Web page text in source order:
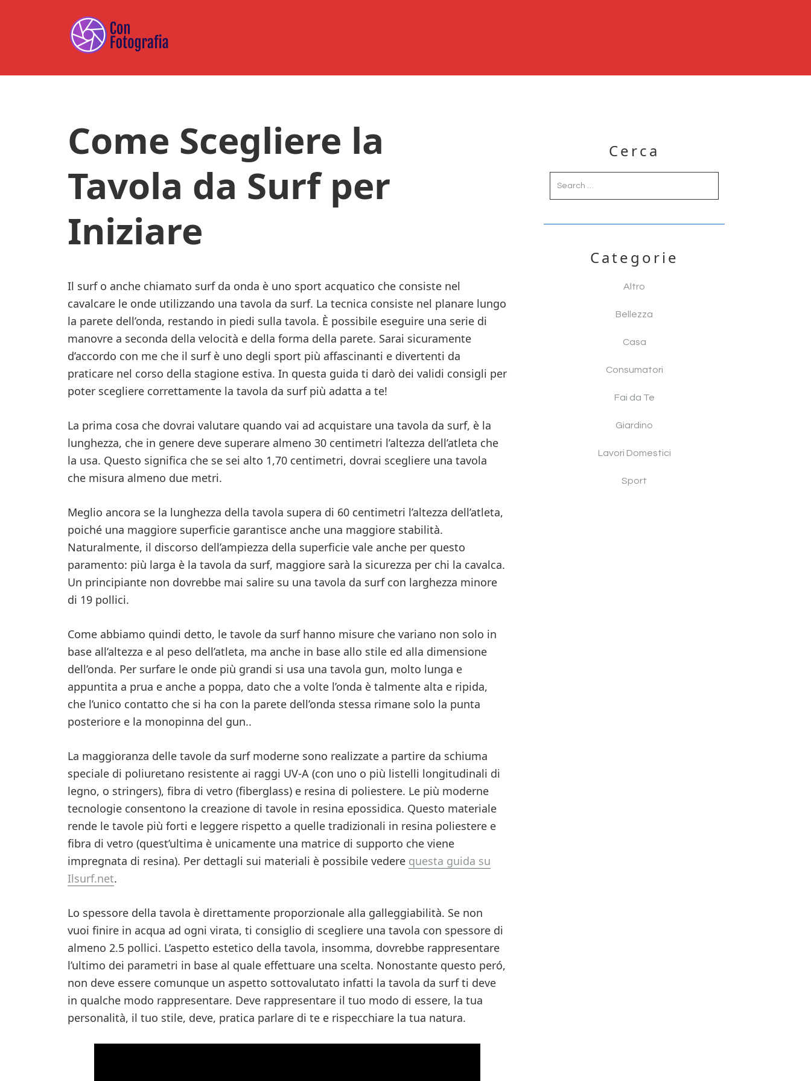
Come Scegliere la
Tavola da Surf per
Iniziare
Il surf o anche chiamato surf da onda è uno sport acquatico che consiste nel
cavalcare le onde utilizzando una tavola da surf. La tecnica consiste nel planare lungo
la parete dell’onda, restando in piedi sulla tavola. È possibile eseguire una serie di
manovre a seconda della velocità e della forma della parete. Sarai sicuramente
d’accordo con me che il surf è uno degli sport più affascinanti e divertenti da
praticare nel corso della stagione estiva. In questa guida ti darò dei validi consigli per
poter scegliere correttamente la tavola da surf più adatta a te!
La prima cosa che dovrai valutare quando vai ad acquistare una tavola da surf, è la
lunghezza, che in genere deve superare almeno 30 centimetri l’altezza dell’atleta che
la usa. Questo significa che se sei alto 1,70 centimetri, dovrai scegliere una tavola
che misura almeno due metri.
Meglio ancora se la lunghezza della tavola supera di 60 centimetri l’altezza dell’atleta,
poiché una maggiore superficie garantisce anche una maggiore stabilità.
Naturalmente, il discorso dell’ampiezza della superficie vale anche per questo
paramento: più larga è la tavola da surf, maggiore sarà la sicurezza per chi la cavalca.
Un principiante non dovrebbe mai salire su una tavola da surf con larghezza minore
di 19 pollici.
Come abbiamo quindi detto, le tavole da surf hanno misure che variano non solo in
base all’altezza e al peso dell’atleta, ma anche in base allo stile ed alla dimensione
dell’onda. Per surfare le onde più grandi si usa una tavola gun, molto lunga e
appuntita a prua e anche a poppa, dato che a volte l’onda è talmente alta e ripida,
che l’unico contatto che si ha con la parete dell’onda stessa rimane solo la punta
posteriore e la monopinna del gun..
La maggioranza delle tavole da surf moderne sono realizzate a partire da schiuma
speciale di poliuretano resistente ai raggi UV-A (con uno o più listelli longitudinali di
legno, o stringers), fibra di vetro (fiberglass) e resina di poliestere. Le più moderne
tecnologie consentono la creazione di tavole in resina epossidica. Questo materiale
rende le tavole più forti e leggere rispetto a quelle tradizionali in resina poliestere e
fibra di vetro (quest’ultima è unicamente una matrice di supporto che viene
impregnata di resina). Per dettagli sui materiali è possibile vedere questa guida su
Ilsurf.net.
Lo spessore della tavola è direttamente proporzionale alla galleggiabilità. Se non
vuoi finire in acqua ad ogni virata, ti consiglio di scegliere una tavola con spessore di
almeno 2.5 pollici. L’aspetto estetico della tavola, insomma, dovrebbe rappresentare
l’ultimo dei parametri in base al quale effettuare una scelta. Nonostante questo peró,
non deve essere comunque un aspetto sottovalutato infatti la tavola da surf ti deve
in qualche modo rappresentare. Deve rappresentare il tuo modo di essere, la tua
personalità, il tuo stile, deve, pratica parlare di te e rispecchiare la tua natura.
Primary
Sidebar
Cerca
Categorie
Altro
Bellezza
Casa
Consumatori
Fai da Te
Giardino
Lavori Domestici
Sport